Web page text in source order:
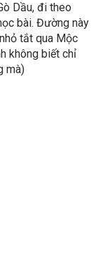
Dầu, đi theo
bài. Đường này
tắt qua Mộc
không biết chỉ
mà)